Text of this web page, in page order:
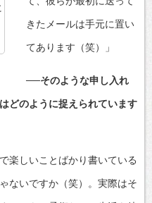
きたメールは手元に置い
てあります（笑）」
──そのような申し入れ
どのように捉えられています
楽しいことばかり書いている
ないですか（笑）。実際はそ